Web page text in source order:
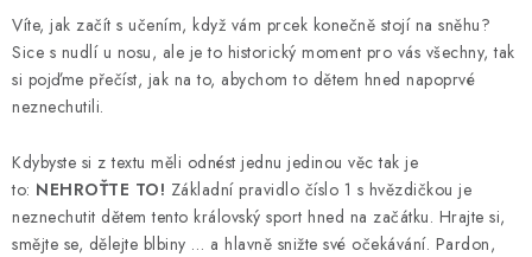
TUBUSY
KOLEČKOVÉ LYŽE
PŘISLUŠENSTVÍ
DOPLŇKY
Víte, jak začít s učením, když vám prcek konečně stojí na sněhu?
Sice s nudlí u nosu, ale je to historický moment pro vás všechny, tak
si pojďme přečíst, jak na to, abychom to dětem hned napoprvé
neznechutili.
Kdybyste si z textu měli odnést jednu jedinou věc tak je
to: NEHROŤTE TO! Základní pravidlo číslo 1 s hvězdičkou je
neznechutit dětem tento královský sport hned na začátku. Hrajte si,
smějte se, dělejte blbiny … a hlavně snižte své očekávání. Pardon,